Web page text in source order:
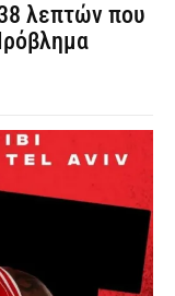
λεπτών που